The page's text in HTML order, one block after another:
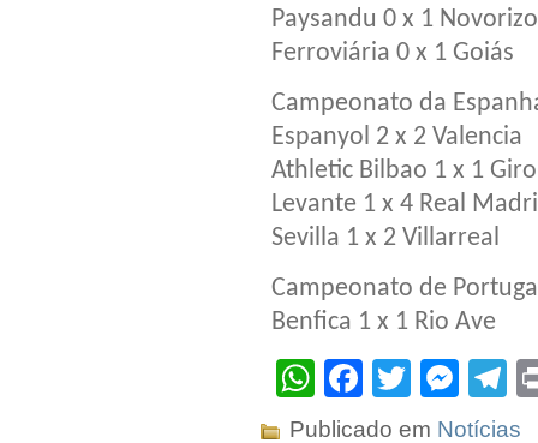
Paysandu 0 x 1
Ferroviária 0 x 1 Goiás
Campeonato da
Espanyol 2 x 2 Valencia
Athletic Bilbao 1 x 1
Levante 1 x 4 Real
Sevilla 1 x 2 Villarreal
Campeonato de
Benfica 1 x 1 Rio Ave
WhatsApp
Facebook
Twitter
Publicado em Notícias